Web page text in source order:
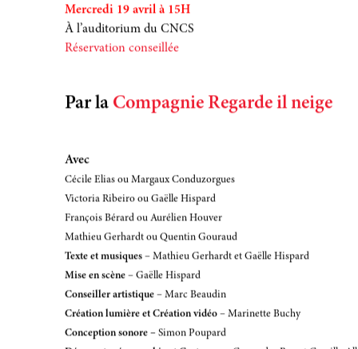
Mercredi 19 avril à 15H
À l’auditorium du CNCS
Réservation conseillée
Par la Compagnie Regarde il neige
Avec
Cécile Elias ou Margaux Conduzorgues
Victoria Ribeiro ou Gaëlle Hispard
François Bérard ou Aurélien Houver
Mathieu Gerhardt ou Quentin Gouraud
Texte et musiques – Mathieu Gerhardt et Gaëlle Hispard
Mise en scène – Gaëlle Hispard
Conseiller artistique – Marc Beaudin
Création lumière et Création vidéo – Marinette Buchy
Conception sonore – Simon Poupard